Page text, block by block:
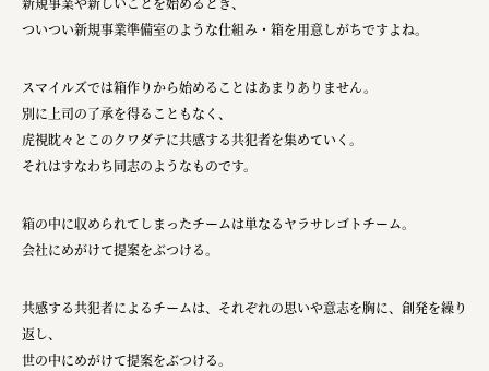
ついつい新規事業準備室のような仕組み・箱を用意しがちですよね。
スマイルズでは箱作りから始めることはあまりありません。
別に上司の了承を得ることもなく、
虎視眈々とこのクワダテに共感する共犯者を集めていく。
それはすなわち同志のようなものです。
箱の中に収められてしまったチームは単なるヤラサレゴトチーム。
会社にめがけて提案をぶつける。
共感する共犯者によるチームは、それぞれの思いや意志を胸に、創発を繰り
返し、
世の中にめがけて提案をぶつける。